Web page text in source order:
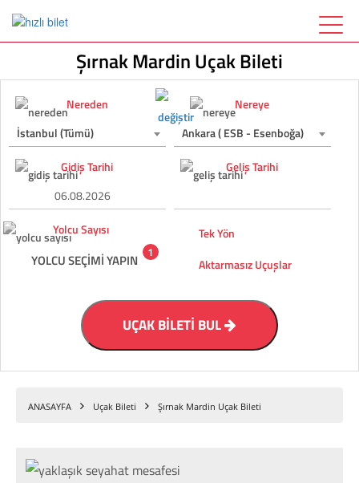
Şırnak Mardin Uçak Bileti
Nereden
İstanbul (Tümü)
Nereye
Ankara ( ESB - Esenboğa)
Gidiş Tarihi
Geliş Tarihi
Yolcu Sayısı
1
YOLCU SEÇİMİ YAPIN
Tek Yön
Aktarmasız Uçuşlar
UÇAK BİLETİ BUL
ANASAYFA Uçak Bileti Şırnak Mardin Uçak Bileti